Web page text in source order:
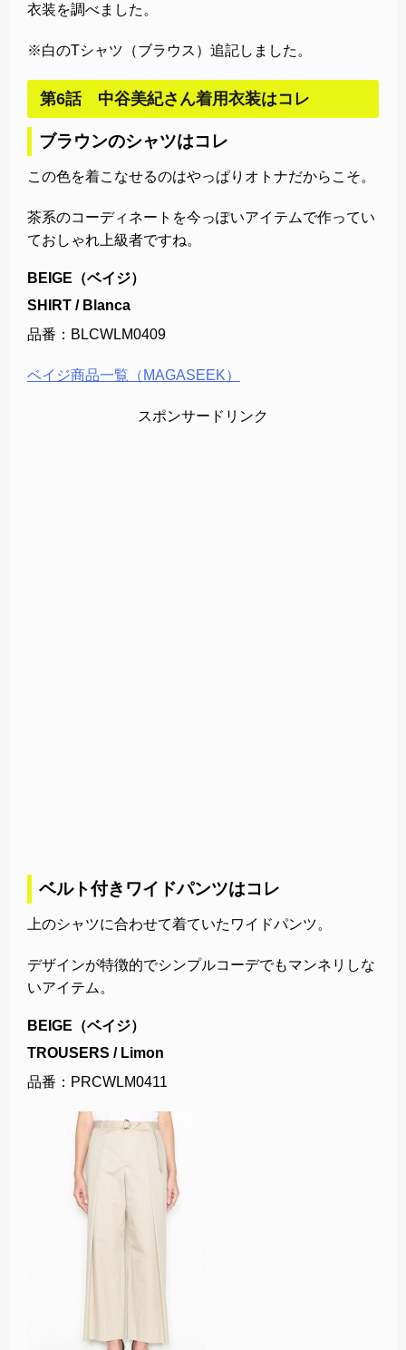
衣装を調べました。
※白のTシャツ（ブラウス）追記しました。
第6話 中谷美紀さん着用衣装はコレ
ブラウンのシャツはコレ
この色を着こなせるのはやっぱりオトナだからこそ。
茶系のコーディネートを今っぽいアイテムで作ってい
ておしゃれ上級者ですね。
BEIGE（ベイジ）
SHIRT / Blanca
品番： BLCWLM0409
ベイジ商品一覧（MAGASEEK）
スポンサードリンク
ベルト付きワイドパンツはコレ
上のシャツに合わせて着ていたワイドパンツ。
デザインが特徴的でシンプルコーデでもマンネリしな
いアイテム。
BEIGE（ベイジ）
TROUSERS / Limon
品番：PRCWLM0411